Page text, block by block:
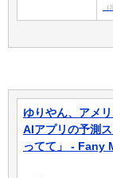
ゆりやん、アメ
AIアプリの予測
ってて」 - Fany